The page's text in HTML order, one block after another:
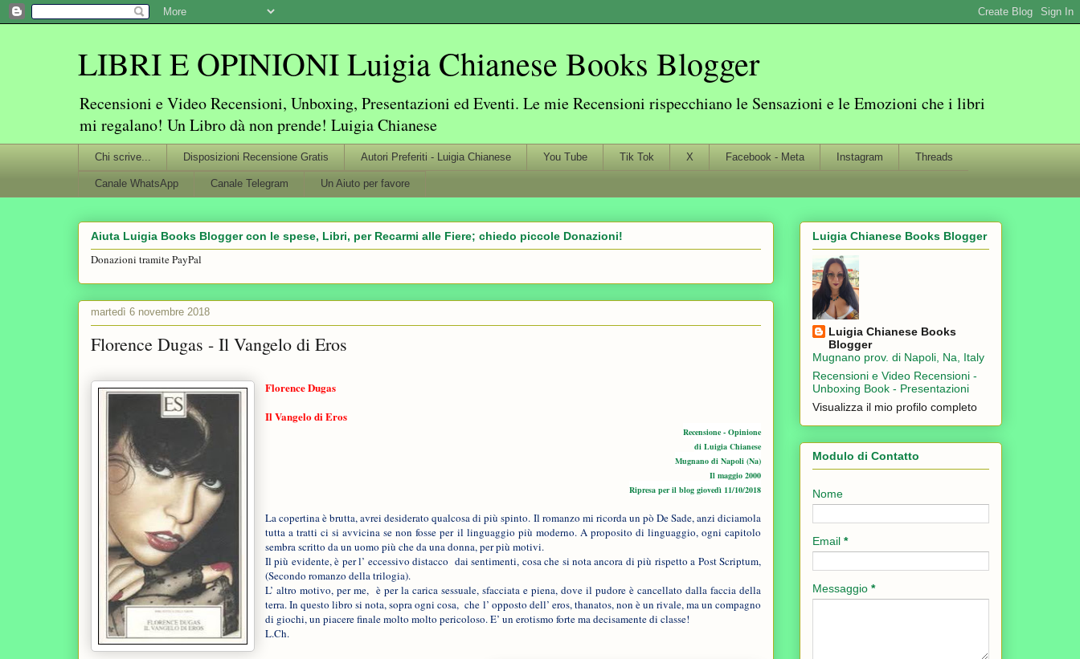
LIBRI E OPINIONI Luigia Chianese Books Blogger
Recensioni e Video Recensioni, Unboxing, Presentazioni ed Eventi. Le mie Recensioni rispecchiano le Sensazioni e le Emozioni che i libri
mi regalano! Un Libro dà non prende! Luigia Chianese
Chi scrive... Disposizioni Recensione Gratis Autori Preferiti - Luigia Chianese You Tube Tik Tok X Facebook - Meta Instagram Threads
Canale WhatsApp Canale Telegram Un Aiuto per favore
Aiuta Luigia Books Blogger con le spese, Libri, per Recarmi alle Fiere; chiedo piccole Donazioni!
Donazioni tramite PayPal
martedì 6 novembre 2018
Florence Dugas - Il Vangelo di Eros
Florence Dugas
Il Vangelo di Eros
Recensione - Opinione
di Luigia Chianese
Mugnano di Napoli (Na)
Il maggio 2000
Ripresa per il blog giovedì 11/10/2018
La copertina è brutta, avrei desiderato qualcosa di più spinto. Il romanzo mi ricorda un pò De Sade, anzi diciamola
tutta a tratti ci si avvicina se non fosse per il linguaggio più moderno. A proposito di linguaggio, ogni capitolo
sembra scritto da un uomo più che da una donna, per più motivi.
Il più evidente, è per l’ eccessivo distacco dai sentimenti, cosa che si nota ancora di più rispetto a Post Scriptum,
(Secondo romanzo della trilogia).
L’ altro motivo, per me, è per la carica sessuale, sfacciata e piena, dove il pudore è cancellato dalla faccia della
terra. In questo libro si nota, sopra ogni cosa, che l’ opposto dell’ eros, thanatos, non è un rivale, ma un compagno
di giochi, un piacere finale molto molto pericoloso. E’ un erotismo forte ma decisamente di classe!
L.Ch.
Luigia Chianese Books Blogger
Luigia Chianese Books
Blogger
Mugnano prov. di Napoli, Na, Italy
Recensioni e Video Recensioni -
Unboxing Book - Presentazioni
Visualizza il mio profilo completo
Modulo di Contatto
Nome
Email *
Messaggio *